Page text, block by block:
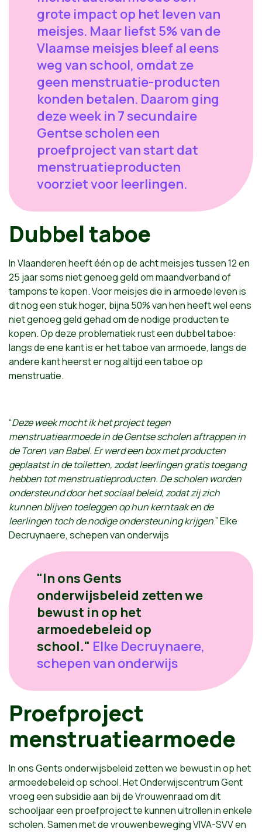
grote impact op het leven van
meisjes. Maar liefst 5% van de
Vlaamse meisjes bleef al eens
weg van school, omdat ze
geen menstruatie-producten
konden betalen. Daarom ging
deze week in 7 secundaire
Gentse scholen een
proefproject van start dat
menstruatieproducten
voorziet voor leerlingen.
Dubbel taboe
In Vlaanderen heeft één op de acht meisjes tussen 12 en
25 jaar soms niet genoeg geld om maandverband of
tampons te kopen. Voor meisjes die in armoede leven is
dit nog een stuk hoger, bijna 50% van hen heeft wel eens
niet genoeg geld gehad om de nodige producten te
kopen. Op deze problematiek rust een dubbel taboe:
langs de ene kant is er het taboe van armoede, langs de
andere kant heerst er nog altijd een taboe op
menstruatie.
“Deze week mocht ik het project tegen
menstruatiearmoede in de Gentse scholen aftrappen in
de Toren van Babel. Er werd een box met producten
geplaatst in de toiletten, zodat leerlingen gratis toegang
hebben tot menstruatieproducten. De scholen worden
ondersteund door het sociaal beleid, zodat zij zich
kunnen blijven toeleggen op hun kerntaak en de
leerlingen toch de nodige ondersteuning krijgen.” Elke
Decruynaere, schepen van onderwijs
"In ons Gents
onderwijsbeleid zetten we
bewust in op het
armoedebeleid op
school." Elke Decruynaere,
schepen van onderwijs
Proefproject
menstruatiearmoede
In ons Gents onderwijsbeleid zetten we bewust in op het
armoedebeleid op school. Het Onderwijscentrum Gent
vroeg een subsidie aan bij de Vrouwenraad om dit
schooljaar een proefproject te kunnen uitrollen in enkele
scholen. Samen met de vrouwenbeweging VIVA-SVV en